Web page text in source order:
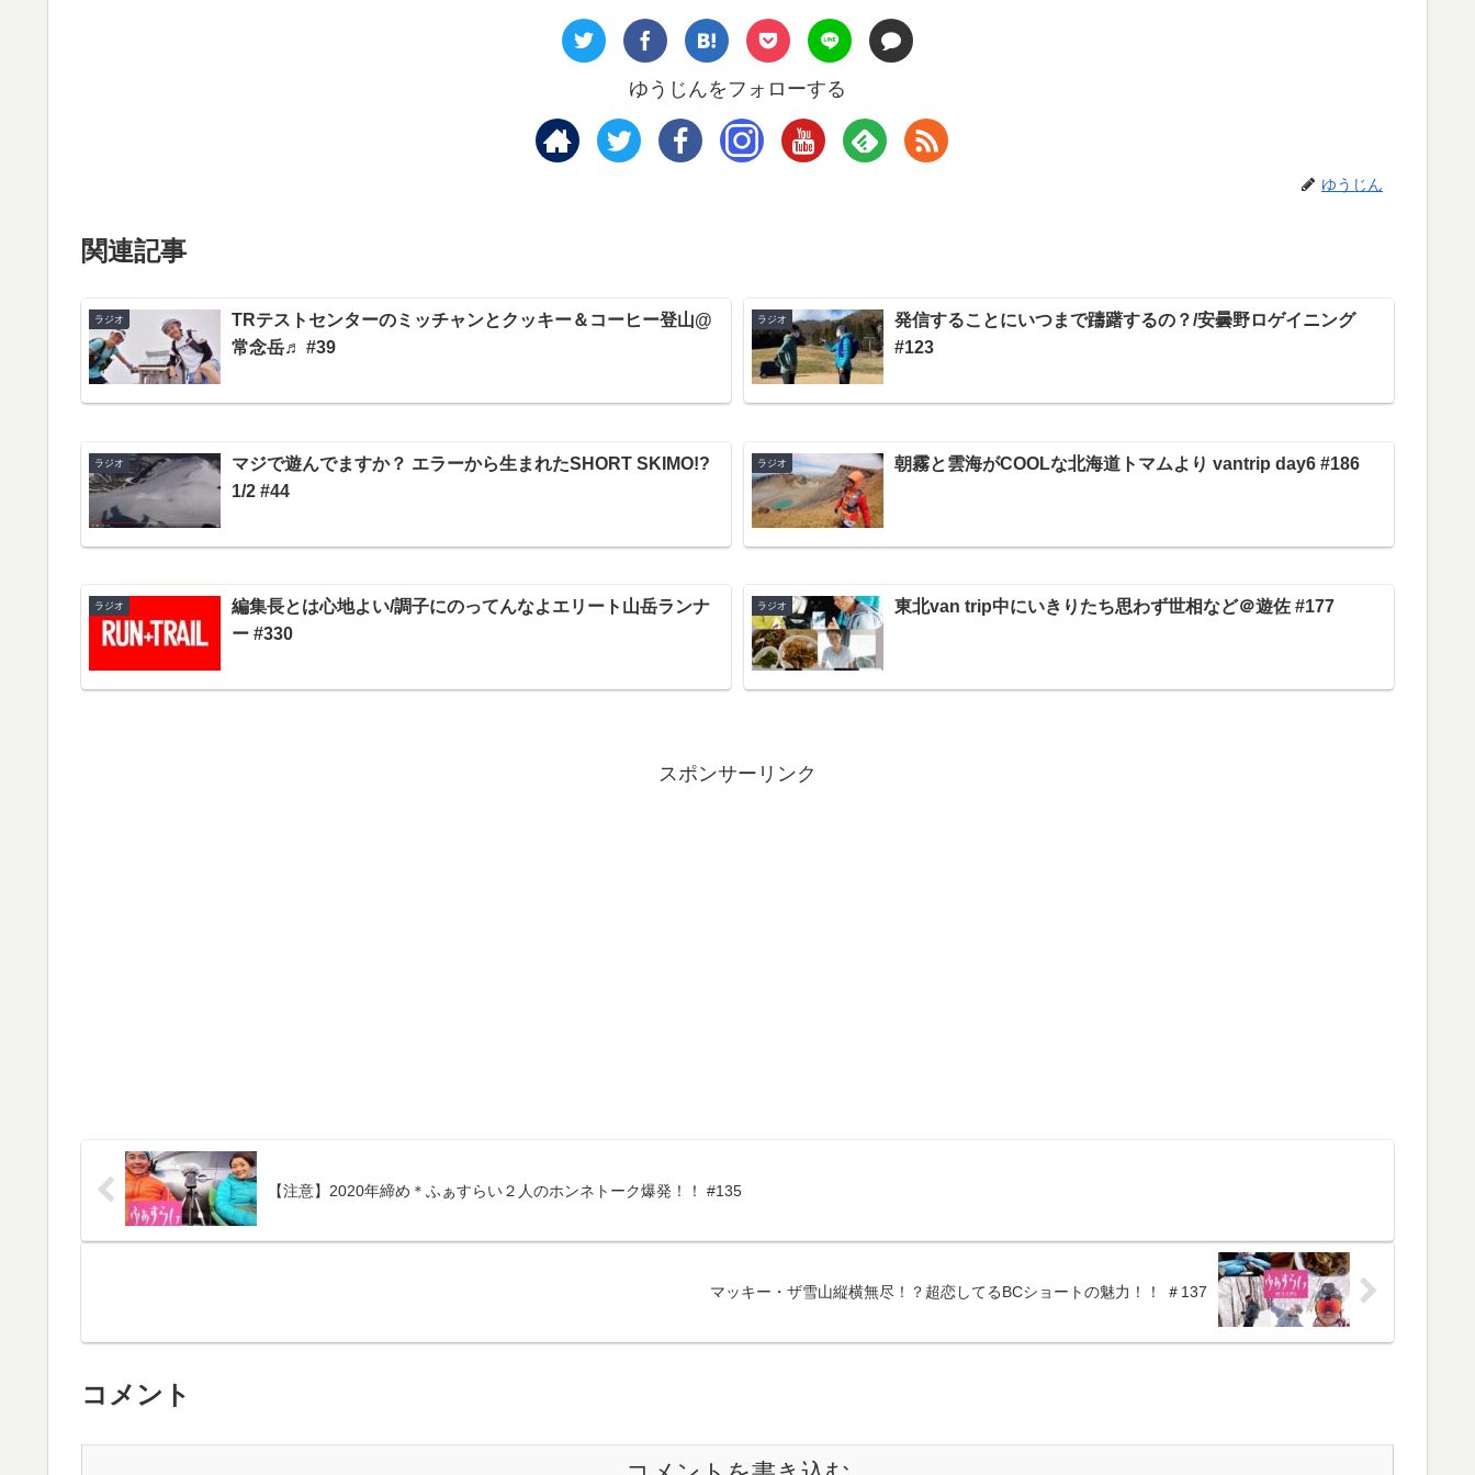
ゆうじんをフォローする
ゆうじん
関連記事
ラジオ
TRテストセンターのミッチャンとクッキー＆コーヒー登山@
常念岳♬ #39
ラジオ
発信することにいつまで躊躇するの？/安曇野ロゲイニング
#123
ラジオ
マジで遊んでますか？ エラーから生まれたSHORT SKIMO!?
1/2 #44
ラジオ 朝霧と雲海がCOOLな北海道トマムより vantrip day6 #186
ラジオ
編集長とは心地よい/調子にのってんなよエリート山岳ランナ
ー #330
ラジオ 東北van trip中にいきりたち思わず世相など＠遊佐 #177
スポンサーリンク
【注意】2020年締め＊ふぁすらい２人のホンネトーク爆発！！ #135
マッキー・ザ雪山縦横無尽！？超恋してるBCショートの魅力！！ ＃137
コメント